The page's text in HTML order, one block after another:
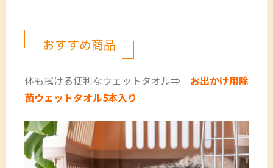
おすすめ商品
体も拭ける便利なウェットタオル⇒ お出かけ用除
菌ウェットタオル5本入り